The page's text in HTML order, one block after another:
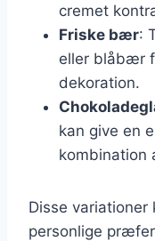
cremet
Friske bær:
eller blåbær
dekoration.
kan give en
kombination
Disse
personlige